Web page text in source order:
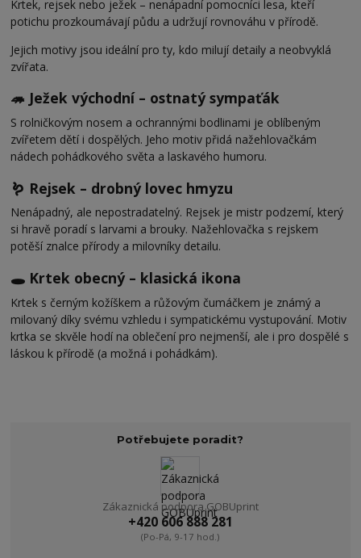
Krtek, rejsek nebo ježek – nenápadní pomocníci lesa, kteří
potichu prozkoumávají půdu a udržují rovnováhu v přírodě.
Jejich motivy jsou ideální pro ty, kdo milují detaily a neobvyklá
zvířata.
🦔 Ježek východní – ostnatý sympaťák
S rolničkovým nosem a ochrannými bodlinami je oblíbeným
zvířetem dětí i dospělých. Jeho motiv přidá nažehlovačkám
nádech pohádkového světa a laskavého humoru.
🪱 Rejsek – drobný lovec hmyzu
Nenápadný, ale nepostradatelný. Rejsek je mistr podzemí, který
si hravě poradí s larvami a brouky. Nažehlovačka s rejskem
potěší znalce přírody a milovníky detailu.
🕳️ Krtek obecný – klasická ikona
Krtek s černým kožíškem a růžovým čumáčkem je známý a
milovaný díky svému vzhledu i sympatickému vystupování. Motiv
krtka se skvěle hodí na oblečení pro nejmenší, ale i pro dospělé s
láskou k přírodě (a možná i pohádkám).
Potřebujete poradit?
Zákaznická podpora GOBUprint
+420 606 888 281
(Po-Pá, 9-17 hod.)